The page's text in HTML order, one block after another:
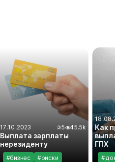
17.10.2023 ✰5 45.5k
Выплата зарплаты
нерезиденту
#бизнес
#риски
Как
ГПХ